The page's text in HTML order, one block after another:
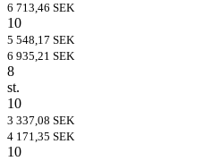
6 713,46 SEK
10
5 548,17 SEK
6 935,21 SEK
8
st.
10
3 337,08 SEK
4 171,35 SEK
10